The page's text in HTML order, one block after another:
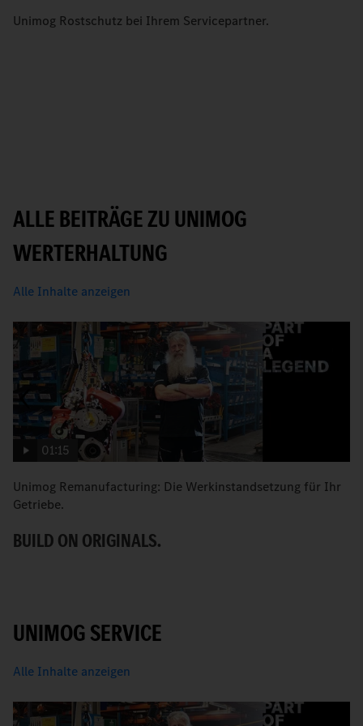
Unimog Rostschutz bei Ihrem Servicepartner.
ALLE BEITRÄGE ZU UNIMOG
WERTERHALTUNG
Alle Inhalte anzeigen
01:15
Unimog Remanufacturing: Die Werkinstandsetzung für Ihr
Getriebe.
BUILD ON ORIGINALS.
UNIMOG SERVICE
Alle Inhalte anzeigen